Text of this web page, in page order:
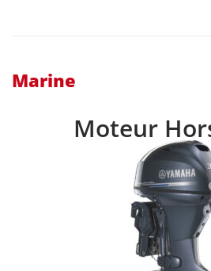
Marine
Moteur